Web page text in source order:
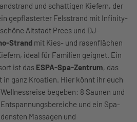
und schattigen Kiefern, der
gepflasterter Felsstrand mit Infinity-
Altstadt Precs und DJ-
Strand mit Kies- und rasenflächen
ideal für Familien geignet. Ein
ist das ESPA-Spa-Zentrum, das
in ganz Kroatien. Hier könnt ihr euch
begeben: 8 Saunen und
und ein Spa-
Massagen und